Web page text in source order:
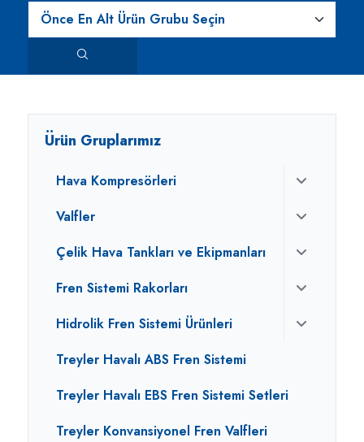
Ürün Gruplarımız
Hava Kompresörleri
Valfler
Çelik Hava Tankları ve Ekipmanları
Fren Sistemi Rakorları
Hidrolik Fren Sistemi Ürünleri
Treyler Havalı ABS Fren Sistemi
Treyler Havalı EBS Fren Sistemi Setleri
Treyler Konvansiyonel Fren Valfleri